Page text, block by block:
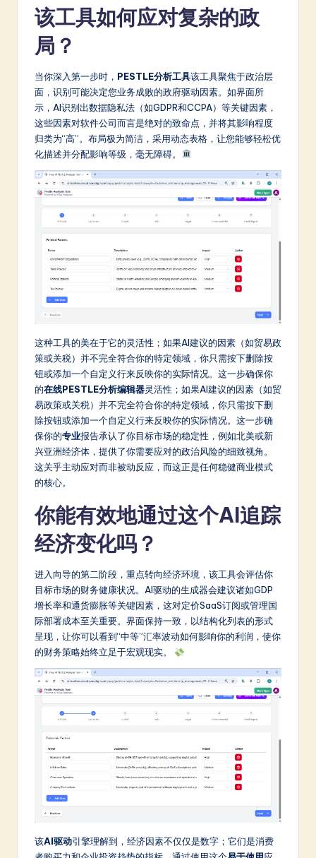
ti
o
该工具如何应对复杂的政
局？
当你深入第一步时， PESTLE分析工具该工具聚焦于政治层
面，识别可能决定您业务成败的政府驱动因素。如界面所
示，AI识别出数据隐私法（如GDPR和CCPA）等关键因素，
这些因素对软件公司而言是绝对的致命点，并将其影响程度
归类为“高”。布局极为简洁，采用动态表格，让您能够轻松优
化描述并分配影响等级，毫无障碍。
这种工具的美在于它的灵活性；如果AI建议的因素（如贸易政
策或关税）并不完全符合你的特定领域，你只需按下删除按
钮或添加一个自定义行来反映你的实际情况。这一步确保你
的在线PESTLE分析编辑器灵活性；如果AI建议的因素（如贸
易政策或关税）并不完全符合你的特定领域，你只需按下删
除按钮或添加一个自定义行来反映你的实际情况。这一步确
保你的专业报告承认了你目标市场的稳定性，例如北美或新
兴亚洲经济体，提供了你需要应对的政治风险的细致视角。
这关乎主动应对而非被动反应，而这正是任何稳健商业模式
的核心。
你能有效地通过这个AI追踪
经济变化吗？
进入向导的第二阶段，重点转向经济环境，该工具会评估你
目标市场的财务健康状况。AI驱动的生成器会建议诸如GDP
增长率和通货膨胀等关键因素，这对定价SaaS订阅或管理国
际部署成本至关重要。界面保持一致，以结构化列表的形式
呈现，让你可以看到“中等”汇率波动如何影响你的利润，使你
的财务策略始终立足于宏观现实。
该AI驱动引擎理解到，经济因素不仅仅是数字；它们是消费